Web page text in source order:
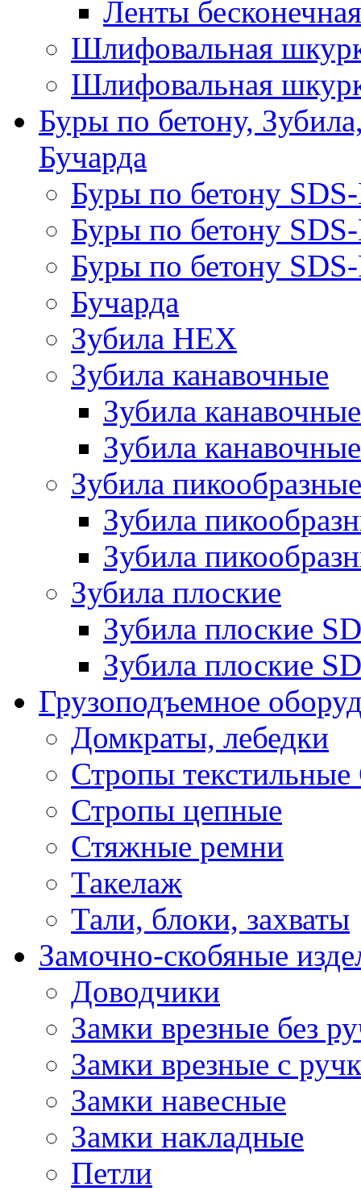
Ленты
Шлифовальная
Шлифовальная
Буры по бетону,
Бучарда
Буры по бетону
Буры по бетону
Буры по бетону
Бучарда
Зубила HEX
Зубила канавочные
Зубила
Зубила
Зубила пикообразные
Зубила
Зубила
Зубила плоские
Зубила плоские
Зубила плоские
Грузоподъемное
Домкраты, лебедки
Стропы
Стропы цепные
Стяжные ремни
Такелаж
Тали, блоки, захваты
Замочно-скобяные
Доводчики
Замки врезные без
Замки врезные с
Замки навесные
Замки накладные
Петли